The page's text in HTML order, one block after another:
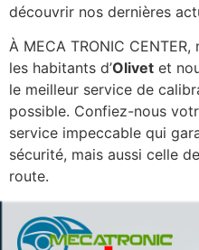
découvrir nos dernières
À MECA TRONIC
les habitants d’Olivet et
le meilleur service de
possible. Confiez-nous
service impeccable qui
sécurité, mais aussi celle
route.